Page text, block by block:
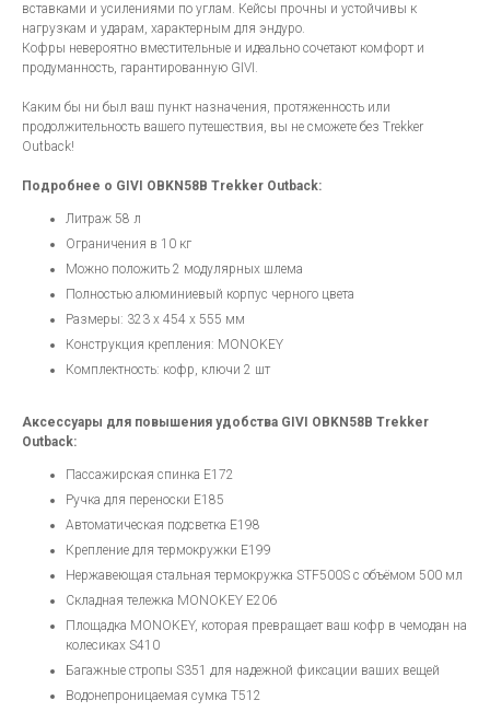
вставками и усилениями по углам. Кейсы прочны и устойчивы к
нагрузкам и ударам, характерным для эндуро.
Кофры невероятно вместительные и идеально сочетают комфорт и
продуманность, гарантированную GIVI.
Каким бы ни был ваш пункт назначения, протяженность или
продолжительность вашего путешествия, вы не сможете без Trekker
Outback!
Подробнее о GIVI OBKN58B Trekker Outback:
Литраж 58 л
Ограничения в 10 кг
Можно положить 2 модулярных шлема
Полностью алюминиевый корпус черного цвета
Размеры: 323 х 454 х 555 мм
Конструкция крепления: MONOKEY
Комплектность: кофр, ключи 2 шт
Аксессуары для повышения удобства GIVI OBKN58B Trekker
Outback:
Пассажирская спинка E172
Ручка для переноски E185
Автоматическая подсветка E198
Крепление для термокружки E199
Нержавеющая стальная термокружка STF500S с объёмом 500 мл
Складная тележка MONOKEY E206
Площадка MONOKEY, которая превращает ваш кофр в чемодан на
колесиках S410
Багажные стропы S351 для надежной фиксации ваших вещей
Водонепроницаемая сумка T512